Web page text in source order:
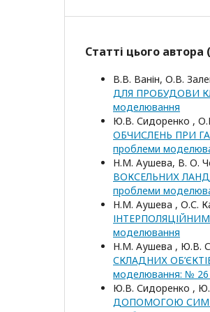
Статті цього
В.В. Ванін, О.В.
ДЛЯ ПРОБУДОВИ
моделювання
Ю.В. Сидоренко ,
ОБЧИСЛЕНЬ ПРИ
проблеми
Н.М. Аушева, В. О.
ВОКСЕЛЬНИХ
проблеми
Н.М. Аушева , О.С.
моделювання
Н.М. Аушева , Ю.В.
СКЛАДНИХ
моделювання: № 26
Ю.В. Сидоренко ,
ДОПОМОГОЮ